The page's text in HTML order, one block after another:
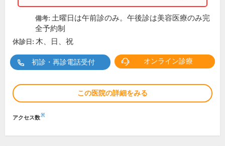
備考: 土曜日は午前診のみ。午後診は美容医療のみ完
全予約制
休診日: 木、日、祝
初診・再診電話受付 オンライン診療
この医院の詳細をみる
アクセス数※